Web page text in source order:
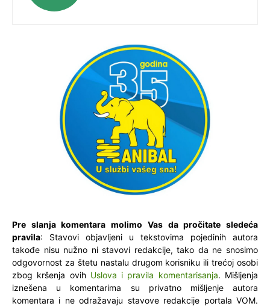
Pre slanja komentara molimo Vas da pročitate sledeća
pravila: Stavovi objavljeni u tekstovima pojedinih autora
takođe nisu nužno ni stavovi redakcije, tako da ne snosimo
odgovornost za štetu nastalu drugom korisniku ili trećoj osobi
zbog kršenja ovih Uslova i pravila komentarisanja. Mišljenja
iznešena u komentarima su privatno mišljenje autora
komentara i ne odražavaju stavove redakcije portala VOM.